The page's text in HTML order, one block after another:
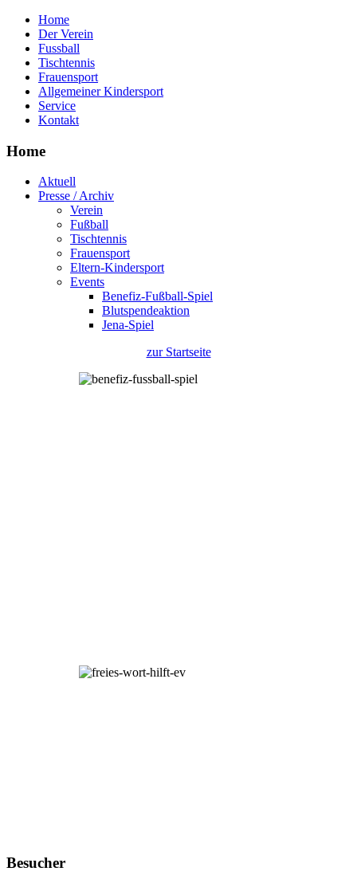
Home
Der Verein
Fussball
Tischtennis
Frauensport
Allgemeiner Kindersport
Service
Kontakt
Home
Aktuell
Presse / Archiv
Verein
Fußball
Tischtennis
Frauensport
Eltern-Kindersport
Events
Benefiz-Fußball-Spiel
Blutspendeaktion
Jena-Spiel
zur Startseite
Besucher